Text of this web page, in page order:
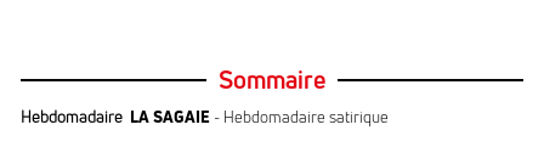
Sommaire
Hebdomadaire LA SAGAIE - Hebdomadaire satirique